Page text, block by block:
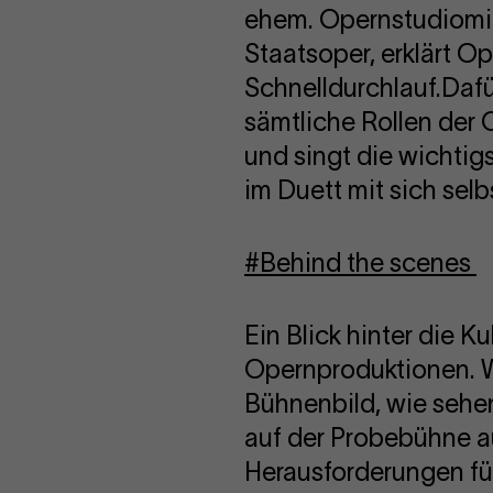
ehem.
Staatsoper, erklärt
sämtliche Rollen der
und singt die
im Duett mit sich
#Behind the scenes
Ein Blick hinter die
Opernproduktionen.
Bühnenbild, wie
auf der Probebühne
Herausforderungen